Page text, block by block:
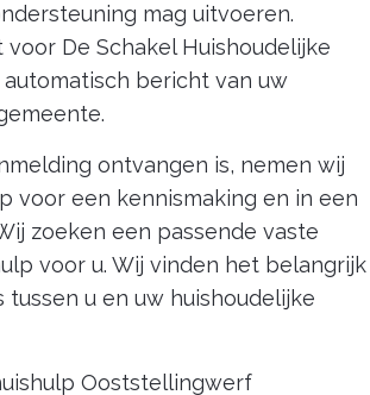
mag uitvoeren.
De Schakel Huishoudelijke
bericht van uw
ontvangen is, nemen wij
voor een kennismaking en in een
zoeken een passende vaste
voor u. Wij vinden het belangrijk
tussen u en uw huishoudelijke